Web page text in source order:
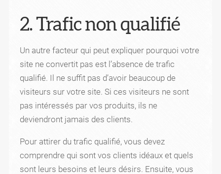
2. Trafic non qualifié
Un autre facteur qui peut expliquer pourquoi votre
site ne convertit pas est l’absence de trafic
qualifié. Il ne suffit pas d’avoir beaucoup de
visiteurs sur votre site. Si ces visiteurs ne sont
pas intéressés par vos produits, ils ne
deviendront jamais des clients.
Pour attirer du trafic qualifié, vous devez
comprendre qui sont vos clients idéaux et quels
sont leurs besoins et leurs désirs. Ensuite, vous